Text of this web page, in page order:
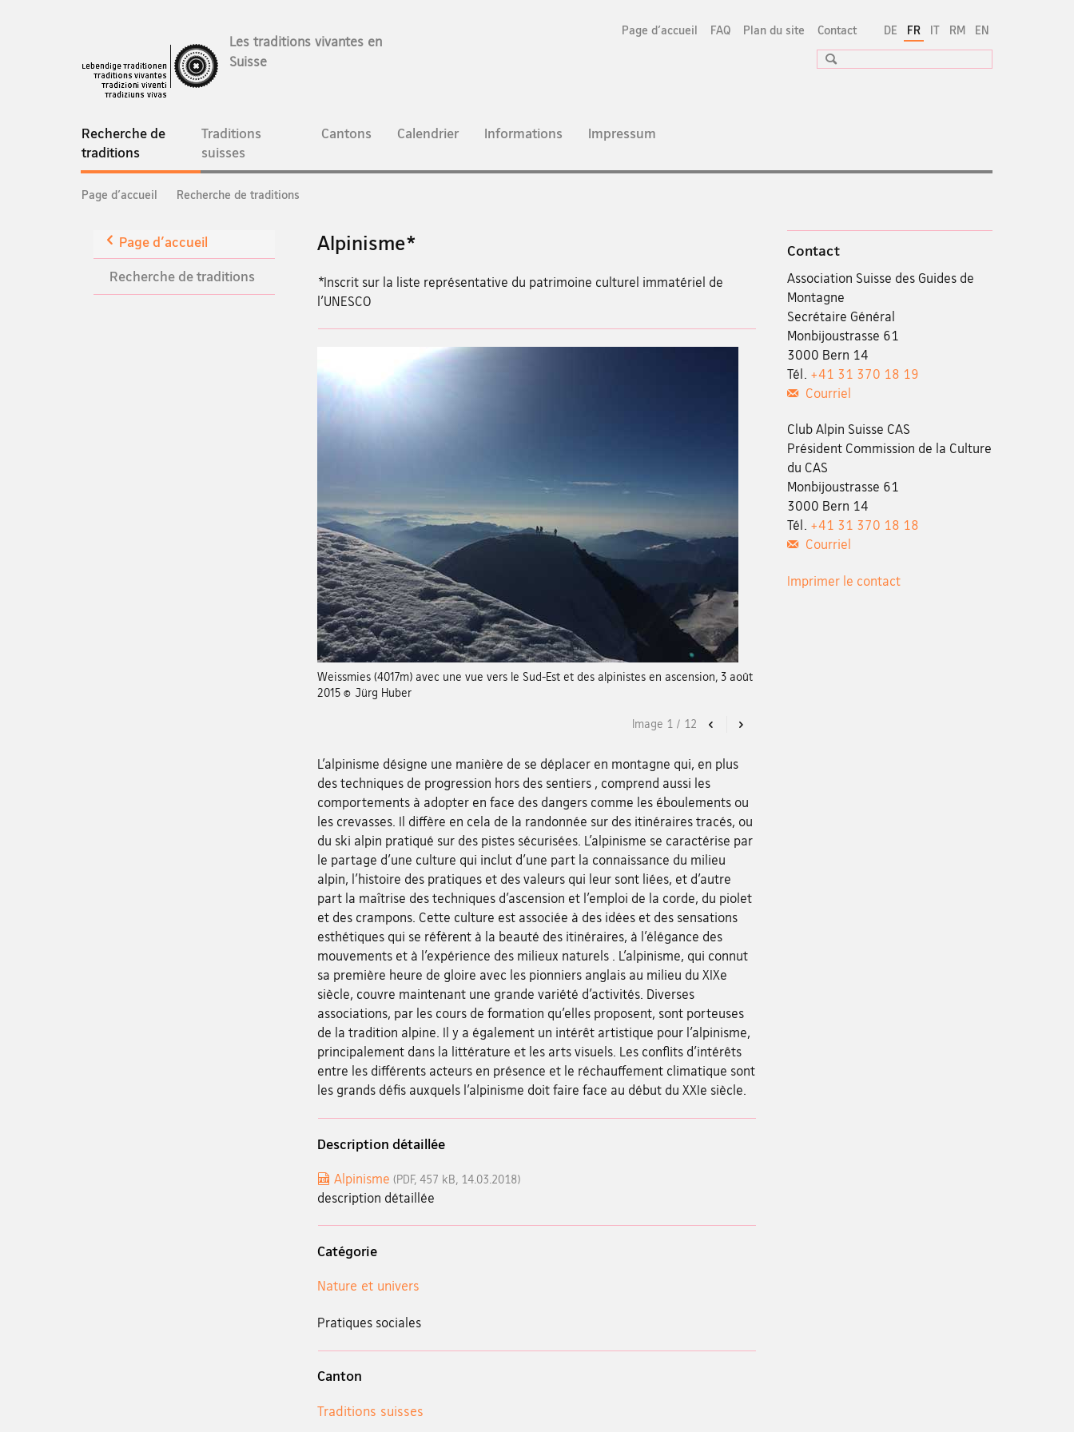
DE FR IT RM EN
Page d'accueil FAQ Plan du site Contact
Les traditions vivantes en
Suisse
Recherche
Navigation
Recherche de
traditionscurrent
page
Traditions
suisses
Cantons Calendrier Informations Impressum
Breadcrumb
Page d'accueil Recherche de traditions
Retour
Page d'accueil
Recherche de traditions
Alpinisme*
*Inscrit sur la liste représentative du patrimoine culturel immatériel de
l’UNESCO
Weissmies (4017m) avec une vue vers le Sud-Est et des alpinistes en ascension, 3 août
2015 © Jürg Huber
Previous
Image 1 / 12
L’alpinisme désigne une manière de se déplacer en montagne qui, en plus
des techniques de progression hors des sentiers , comprend aussi les
comportements à adopter en face des dangers comme les éboulements ou
les crevasses. Il diffère en cela de la randonnée sur des itinéraires tracés, ou
du ski alpin pratiqué sur des pistes sécurisées. L’alpinisme se caractérise par
le partage d’une culture qui inclut d’une part la connaissance du milieu
alpin, l’histoire des pratiques et des valeurs qui leur sont liées, et d’autre
part la maîtrise des techniques d’ascension et l’emploi de la corde, du piolet
et des crampons. Cette culture est associée à des idées et des sensations
esthétiques qui se réfèrent à la beauté des itinéraires, à l’élégance des
mouvements et à l’expérience des milieux naturels . L’alpinisme, qui connut
sa première heure de gloire avec les pionniers anglais au milieu du XIXe
siècle, couvre maintenant une grande variété d’activités. Diverses
associations, par les cours de formation qu’elles proposent, sont porteuses
de la tradition alpine. Il y a également un intérêt artistique pour l’alpinisme,
principalement dans la littérature et les arts visuels. Les conflits d’intérêts
entre les différents acteurs en présence et le réchauffement climatique sont
les grands défis auxquels l’alpinisme doit faire face au début du XXIe siècle.
Description détaillée
Alpinisme (PDF, 457 kB, 14.03.2018)
description détaillée
Catégorie
Nature et univers
Pratiques sociales
Canton
Traditions suisses
Contact
Association Suisse des Guides de
Montagne
Secrétaire Général
Monbijoustrasse 61
3000 Bern 14
Tél. +41 31 370 18 19
Courriel
Club Alpin Suisse CAS
Président Commission de la Culture
du CAS
Monbijoustrasse 61
3000 Bern 14
Tél. +41 31 370 18 18
Courriel
Imprimer le contact